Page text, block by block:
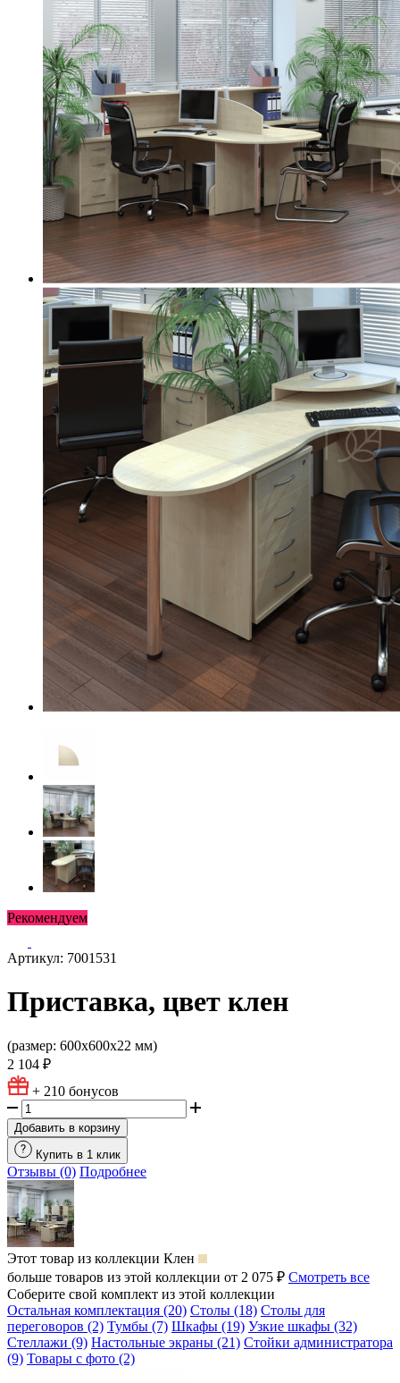
Рекомендуем
Артикул: 7001531
Приставка, цвет клен
(размер: 600х600х22 мм)
2 104 ₽
+ 210 бонусов
Добавить в корзину
Купить в 1 клик
Отзывы (0) Подробнее
Этот товар из коллекции Клен
больше товаров из этой коллекции от 2 075 ₽ Смотреть все
Соберите свой комплект из этой коллекции
Остальная комплектация (20) Столы (18) Столы для
переговоров (2) Тумбы (7) Шкафы (19) Узкие шкафы (32)
Стеллажи (9) Настольные экраны (21) Стойки администратора
(9) Товары с фото (2)